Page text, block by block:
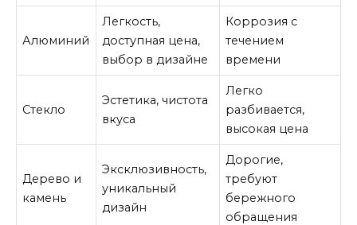
Алюминий
Легкость,
доступная цена,
выбор в дизайне
Коррозия с
течением
времени
Стекло
Эстетика, чистота
вкуса
Легко
разбивается,
высокая цена
Дерево и
камень
Эксклюзивность,
уникальный
дизайн
Дорогие,
требуют
бережного
обращения